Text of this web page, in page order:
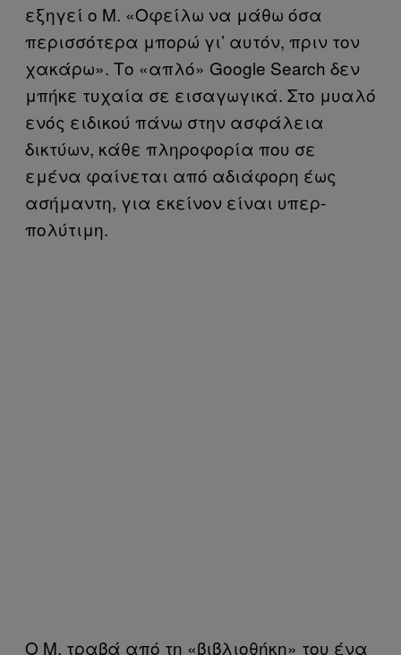
εξηγεί ο Μ. «Οφείλω να μάθω όσα
περισσότερα μπορώ γι’ αυτόν, πριν τον
χακάρω». Το «απλό» Google Search δεν
μπήκε τυχαία σε εισαγωγικά. Στο μυαλό
ενός ειδικού πάνω στην ασφάλεια
δικτύων, κάθε πληροφορία που σε
εμένα φαίνεται από αδιάφορη έως
ασήμαντη, για εκείνον είναι υπερ-
πολύτιμη.
Ο Μ. τραβά από τη «βιβλιοθήκη» του ένα